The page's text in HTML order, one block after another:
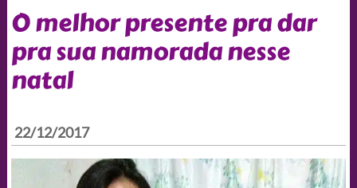
O melhor presente pra dar
pra sua namorada nesse
natal
22/12/2017